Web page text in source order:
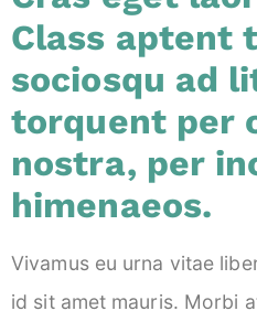
Class aptent
sociosqu ad
torquent per
nostra, per
himenaeos.
Vivamus eu urna vitae
id sit amet mauris. Morbi